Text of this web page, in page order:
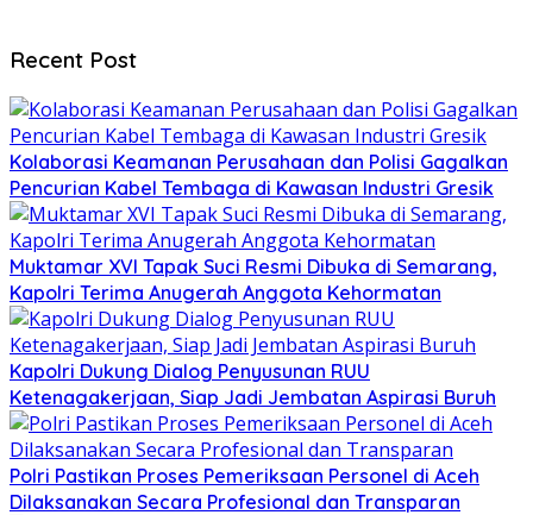
Recent Post
Kolaborasi Keamanan Perusahaan dan Polisi Gagalkan
Pencurian Kabel Tembaga di Kawasan Industri Gresik
Muktamar XVI Tapak Suci Resmi Dibuka di Semarang,
Kapolri Terima Anugerah Anggota Kehormatan
Kapolri Dukung Dialog Penyusunan RUU
Ketenagakerjaan, Siap Jadi Jembatan Aspirasi Buruh
Polri Pastikan Proses Pemeriksaan Personel di Aceh
Dilaksanakan Secara Profesional dan Transparan